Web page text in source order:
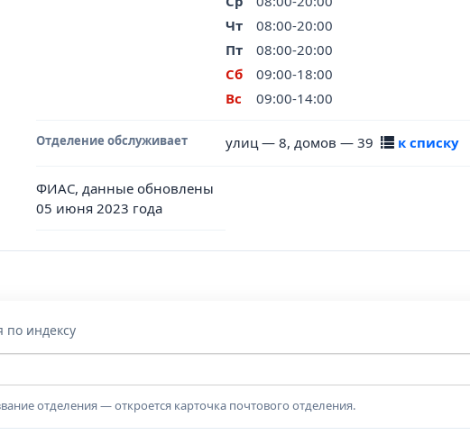
Чт
08:00-20:00
Пт
08:00-20:00
Сб
09:00-18:00
Вс
09:00-14:00
Отделение обслуживает улиц — 8, домов — 39 к списку
ФИАС, данные обновлены
05 июня 2023 года
по индексу
отделения — откроется карточка почтового отделения.